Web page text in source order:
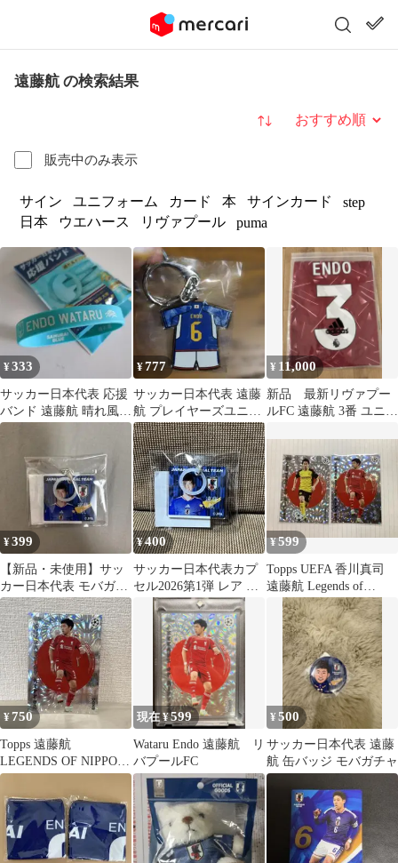
遠藤航 の検索結果
販売中のみ表示
並び替え
サイン ユニフォーム カード 本 サインカード
step
日本
ウエハース リヴァプール puma
¥333
サッカー日本代表 応援
バンド 遠藤航 晴れ風オ
リジナル
¥777
サッカー日本代表 遠藤
航 プレイヤーズユニフ
ォームキーホルダー
¥ 11,000
新品 最新リヴァプー
ルFC 遠藤航 3番 ユニフ
¥399
【新品・未使用】サッ
カー日本代表 モバガチ
ャ 遠藤航6 めじるしチ
ャーム
¥400
サッカー日本代表カプ
セル2026第1弾 レア め
じるしチャーム 遠藤航
¥599
Topps UEFA 香川真司
遠藤航 Legends of
Nippon 2枚
¥ 750
Topps 遠藤航
LEGENDS OF NIPPON
カード
現在 ¥599
Wataru Endo 遠藤航 リ
バプールFC
¥500
サッカー日本代表 遠藤
航 缶バッジ モバガチャ